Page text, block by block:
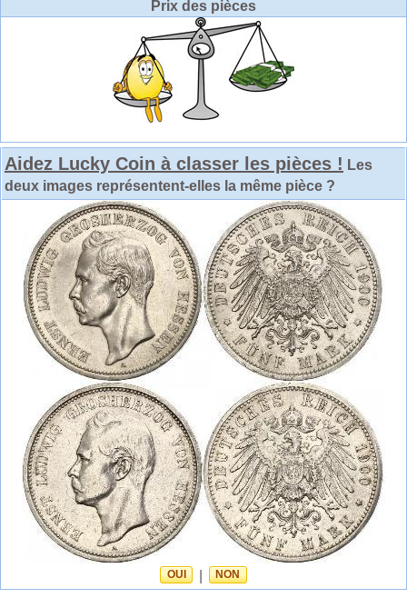
Prix des pièces
Aidez Lucky Coin à classer les pièces ! Les
deux images représentent-elles la même pièce ?
OUI NON